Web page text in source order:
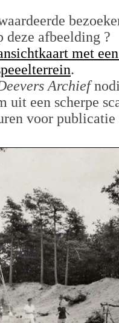
deze afbeelding ?
met
.
Archief
uit een scherpe
voor